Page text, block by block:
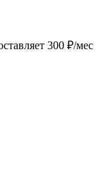
300 ₽/мес